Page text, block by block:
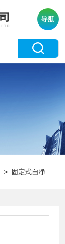
导航
> 固定式自净器